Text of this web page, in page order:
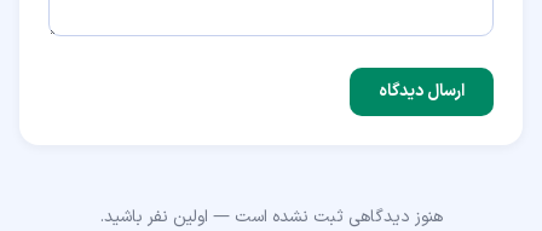
ارسال دیدگاه
هنوز دیدگاهی ثبت نشده است — اولین نفر باشید.